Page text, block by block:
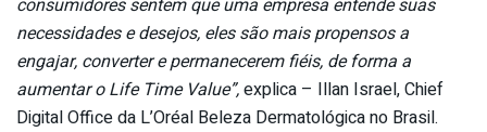
necessidades e desejos, eles são mais propensos a
engajar, converter e permanecerem fiéis, de forma a
aumentar o Life Time Value”,explica – Illan Israel, Chief
Digital Office da L’Oréal Beleza Dermatológica no Brasil.